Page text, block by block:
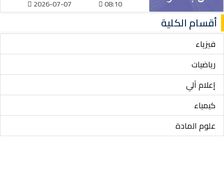
08:10
2026-07-07
أقسام الكلية
فيزياء
رياضيات
إعلام آلي
كيمياء
علوم المادة